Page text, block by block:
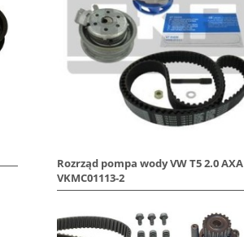
Rozrząd pompa wody VW T5 2.0 AXA
VKMC01113-2